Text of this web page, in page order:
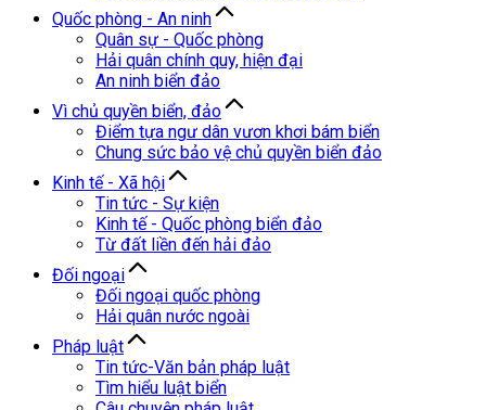
Quốc phòng - An ninh
Quân sự - Quốc phòng
Hải quân chính quy, hiện đại
An ninh biển đảo
Vì chủ quyền biển, đảo
Điểm tựa ngư dân vươn khơi bám biển
Chung sức bảo vệ chủ quyền biển đảo
Kinh tế - Xã hội
Tin tức - Sự kiện
Kinh tế - Quốc phòng biển đảo
Từ đất liền đến hải đảo
Đối ngoại
Đối ngoại quốc phòng
Hải quân nước ngoài
Pháp luật
Tin tức-Văn bản pháp luật
Tìm hiểu luật biển